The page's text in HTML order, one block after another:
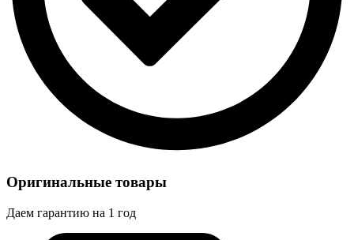
Оригинальные товары
Даем гарантию на 1 год